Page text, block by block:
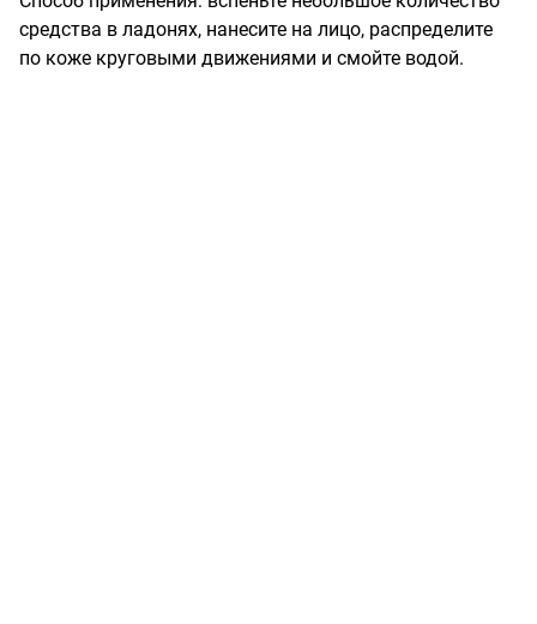
средства в ладонях, нанесите на лицо, распределите
по коже круговыми движениями и смойте водой.